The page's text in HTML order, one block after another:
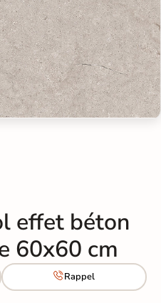
effet béton
60x60 cm
Rappel